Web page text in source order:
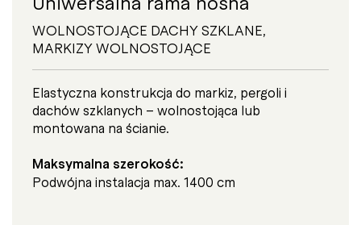
WOLNOSTOJĄCE DACHY SZKLANE,
MARKIZY WOLNOSTOJĄCE
Elastyczna konstrukcja do markiz, pergoli i
dachów szklanych – wolnostojąca lub
montowana na ścianie.
Maksymalna szerokość:
Podwójna instalacja max. 1400 cm